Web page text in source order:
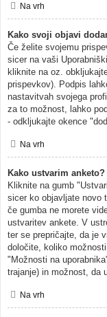
Na vrh
Kako svoji objavi
Če želite svojemu
sicer na vaši
kliknite na oz.
prispevkov). Podpis
nastavitvah svojega
za to možnost, lahko
- odkljukajte okence
Na vrh
Kako ustvarim anketo?
Kliknite na gumb
sicer ko objavljate novo
če gumba ne morete
ustvaritev ankete. V
ter se prepričajte, da je
določite, koliko
"Možnosti na
trajanje) in možnost, da
Na vrh